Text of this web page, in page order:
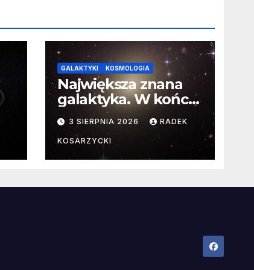
GALAKTYKI KOSMOLOGIA
Największa znana
galaktyka. W końcu
poznaliśmy jej
faktyczne wymiary
3 SIERPNIA 2026 RADEK
KOSARZYCKI